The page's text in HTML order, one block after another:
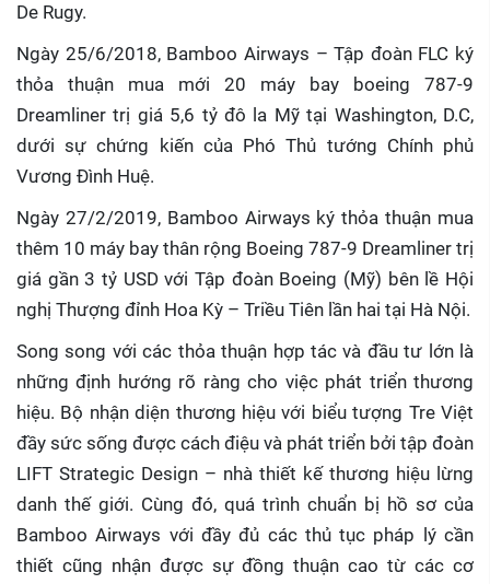
De Rugy.
Ngày 25/6/2018, Bamboo Airways – Tập đoàn FLC ký
thỏa thuận mua mới 20 máy bay boeing 787-9
Dreamliner trị giá 5,6 tỷ đô la Mỹ tại Washington, D.C,
dưới sự chứng kiến của Phó Thủ tướng Chính phủ
Vương Đình Huệ.
Ngày 27/2/2019, Bamboo Airways ký thỏa thuận mua
thêm 10 máy bay thân rộng Boeing 787-9 Dreamliner trị
giá gần 3 tỷ USD với Tập đoàn Boeing (Mỹ) bên lề Hội
nghị Thượng đỉnh Hoa Kỳ – Triều Tiên lần hai tại Hà Nội.
Song song với các thỏa thuận hợp tác và đầu tư lớn là
những định hướng rõ ràng cho việc phát triển thương
hiệu. Bộ nhận diện thương hiệu với biểu tượng Tre Việt
đầy sức sống được cách điệu và phát triển bởi tập đoàn
LIFT Strategic Design – nhà thiết kế thương hiệu lừng
danh thế giới. Cùng đó, quá trình chuẩn bị hồ sơ của
Bamboo Airways với đầy đủ các thủ tục pháp lý cần
thiết cũng nhận được sự đồng thuận cao từ các cơ